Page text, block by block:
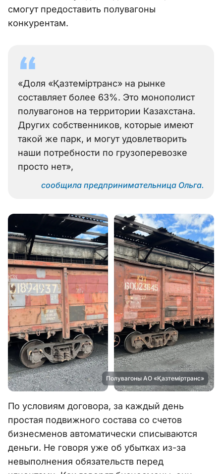
смогут предоставить полувагоны
конкурентам.
«Доля «Қазтеміртранс» на рынке
составляет более 63%. Это монополист
полувагонов на территории Казахстана.
Других собственников, которые имеют
такой же парк, и могут удовлетворить
наши потребности по грузоперевозке
просто нет»,
сообщила предпринимательница Ольга.
Полувагоны АО «Қазтеміртранс»
По условиям договора, за каждый день
простая подвижного состава со счетов
бизнесменов автоматически списываются
деньги. Не говоря уже об убытках из-за
невыполнения обязательств перед